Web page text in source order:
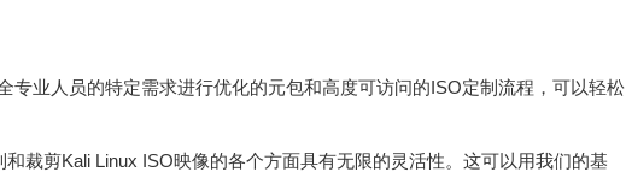
专业人员的特定需求进行优化的元包和高度可访问的ISO定制流程，可以轻松
裁剪Kali Linux ISO映像的各个方面具有无限的灵活性。这可以用我们的基